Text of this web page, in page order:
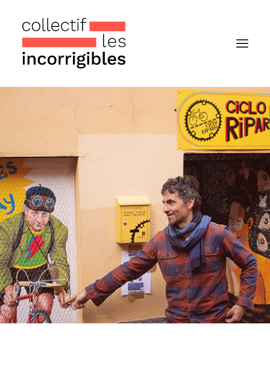
Nos actualités
Notre « Incolettre » mensuelle
Recherche